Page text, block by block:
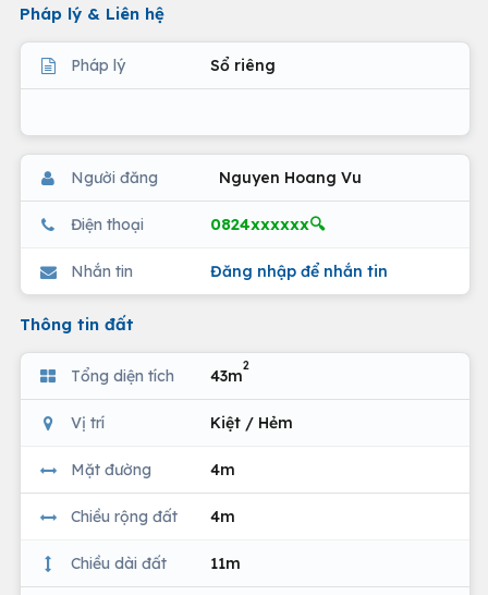
Pháp lý & Liên hệ
Pháp lý Sổ riêng
Người đăng Nguyen Hoang Vu
Điện thoại 0824xxxxxx🔍
Nhắn tin Đăng nhập để nhắn tin
Thông tin đất
Tổng diện tích 43m
2
Vị trí Kiệt / Hẻm
Mặt đường 4m
Chiều rộng đất 4m
Chiều dài đất 11m